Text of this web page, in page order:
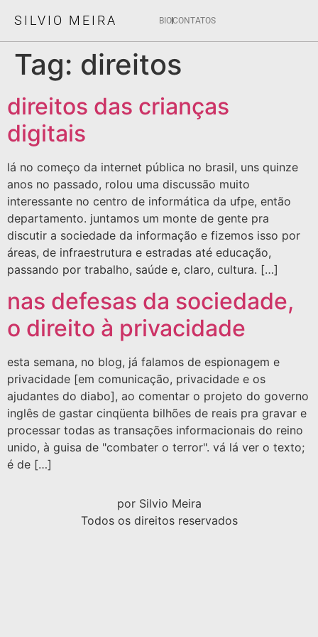
SILVIO MEIRA BIOCONTATOS
Tag: direitos
direitos das crianças
digitais
lá no começo da internet pública no brasil, uns quinze
anos no passado, rolou uma discussão muito
interessante no centro de informática da ufpe, então
departamento. juntamos um monte de gente pra
discutir a sociedade da informação e fizemos isso por
áreas, de infraestrutura e estradas até educação,
passando por trabalho, saúde e, claro, cultura. […]
nas defesas da sociedade,
o direito à privacidade
esta semana, no blog, já falamos de espionagem e
privacidade [em comunicação, privacidade e os
ajudantes do diabo], ao comentar o projeto do governo
inglês de gastar cinqüenta bilhões de reais pra gravar e
processar todas as transações informacionais do reino
unido, à guisa de "combater o terror". vá lá ver o texto;
é de […]
por Silvio Meira
Todos os direitos reservados